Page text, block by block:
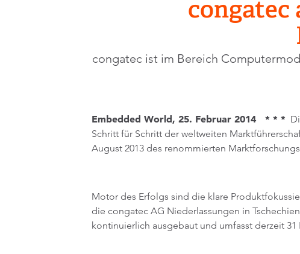
congatec ist im Bereich
Embedded World, 25. Februar 2014 * * *
Schritt für Schritt der weltweiten
August 2013 des renommierten
Motor des Erfolgs sind die klare
die congatec AG Niederlassungen in
kontinuierlich ausgebaut und umfasst derzeit 31